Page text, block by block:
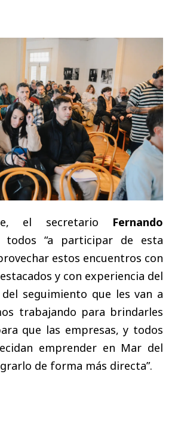
el secretario Fernando
todos “a participar de esta
estos encuentros con
y con experiencia del
del seguimiento que les van a
trabajando para brindarles
que las empresas, y todos
emprender en Mar del
de forma más directa”.